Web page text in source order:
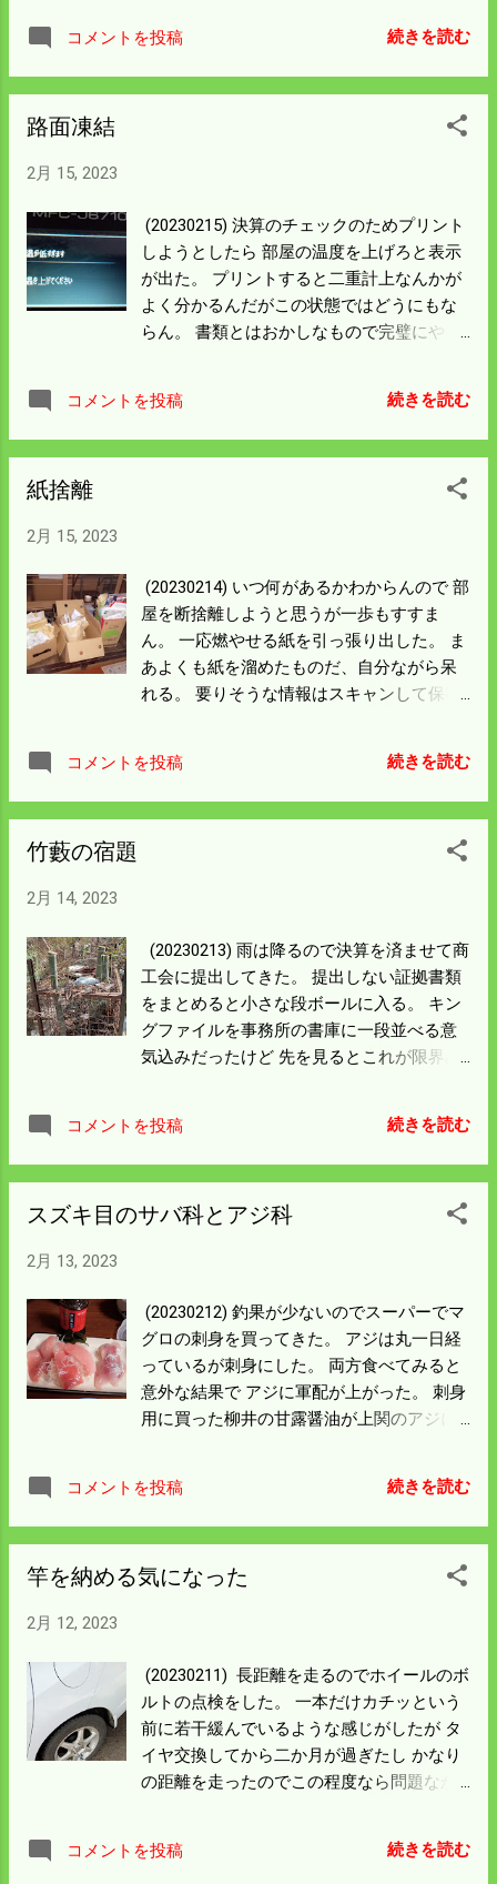
見た所は棚田に着くまで 道路事情も悪かっ
た。 噂では底なし沼のような田んぼもある
だ。 どうしてこういう地形になったのかは
出てこない 羨ましい田んぼではあるが 水源
が乏しいのが欠点になる。 棚田の管理には
僕らの何倍もの労力が必要だ。 農家はご多
分に漏れず高齢化している。 どこまで頑張
れるか農家以外の応援が必要だろう。
コメントを投稿 続きを読む
路面凍結
2月 15, 2023
(20230215) 決算のチェックのためプリント
しようとしたら 部屋の温度を上げろと表示
が出た。 プリントすると二重計上なんかが
よく分かるんだがこの状態ではどうにもな
らん。 書類とはおかしなもので完璧にやっ
堆肥ではないが書類は寝かせてから提出と
いうのが 最近思うことである。 とはいって
薄い。 要は余裕を持ってやれということだ
コメントを投稿 続きを読む
紙捨離
2月 15, 2023
(20230214) いつ何があるかわからんので 部
屋を断捨離しようと思うが一歩もすすま
ん。 一応燃やせる紙を引っ張り出した。 ま
あよくも紙を溜めたものだ、自分ながら呆
れる。 要りそうな情報はスキャンして保存
ざとクシャクシャにしている。 片付けられ
んのはすでに病気のレベル。 雪が止んだら
しまおう。 病気なんだけどゴミの分別は守
僕に必要な紙類は最小限にしよう。
コメントを投稿 続きを読む
竹藪の宿題
2月 14, 2023
(20230213) 雨は降るので決算を済ませて商
工会に提出してきた。 提出しない証拠書類
をまとめると小さな段ボールに入る。 キン
グファイルを事務所の書庫に一段並べる意
気込みだったけど 先を見るとこれが限界み
つ竹藪の中に箱罠が残っている。 一度は中
クラスのイノシシを獲ったが罠の外に大き
てイノシシは寄り付かなくなった。 あれか
機が近づけない。 分解して出すのが正解だ
ろう。 二月末の天気の良い日に片付けよ
う。
コメントを投稿 続きを読む
スズキ目のサバ科とアジ科
2月 13, 2023
(20230212) 釣果が少ないのでスーパーでマ
グロの刺身を買ってきた。 アジは丸一日経
っているが刺身にした。 両方食べてみると
意外な結果で アジに軍配が上がった。 刺身
用に買った柳井の甘露醤油が上関のアジに
かったので 飲まなかった。 次は4㍑のボト
ルを持って行こう。 焼酎を割ったら最高か
前の事。 ところどころ覚えているが昔はこ
ムから道の駅に向かって北へ走ると錦川と
書いてある。 この川はどこに行くんだろう
と考えていた。 岩国の錦川との関連を薄々
感じながら走ったけど 道の駅でようやく錦
川の上流だったことを確信した。 この後六
根県の益田に繋がっている。 今度岩国から
コメントを投稿 続きを読む
竿を納める気になった
2月 12, 2023
(20230211) 長距離を走るのでホイールのボ
ルトの点検をした。 一本だけカチッという
前に若干緩んでいるような感じがしたが タ
イヤ交換してから二か月が過ぎたし かなり
の距離を走ったのでこの程度なら問題なか
のだろう。 ここは年々人が増える人気の釣
コメントを投稿 続きを読む